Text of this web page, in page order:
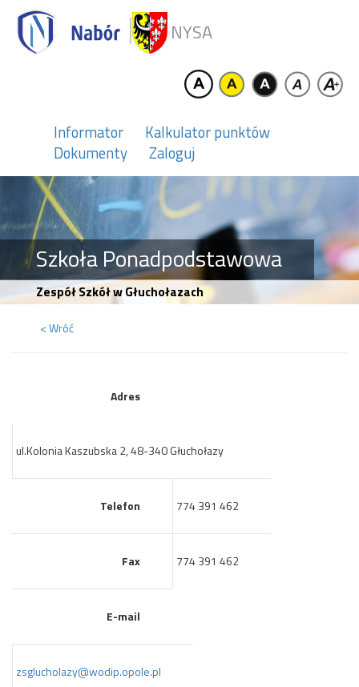
NYSA
Informator
Kalkulator punktów
Dokumenty
Zaloguj
Szkoła Ponadpodstawowa
Zespół Szkół w Głuchołazach
< Wróć
Adres
ul.Kolonia Kaszubska 2, 48-340 Głuchołazy
Telefon 774 391 462
Fax 774 391 462
E-mail
zsglucholazy@wodip.opole.pl